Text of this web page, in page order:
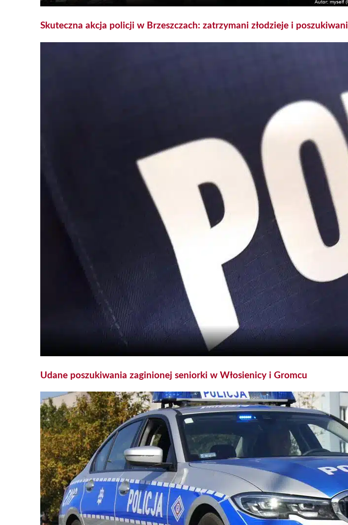
Skuteczna akcja policji w Brzeszczach: zatrzymani złodzieje i poszukiwani
Udane poszukiwania zaginionej seniorki w Włosienicy i Gromcu